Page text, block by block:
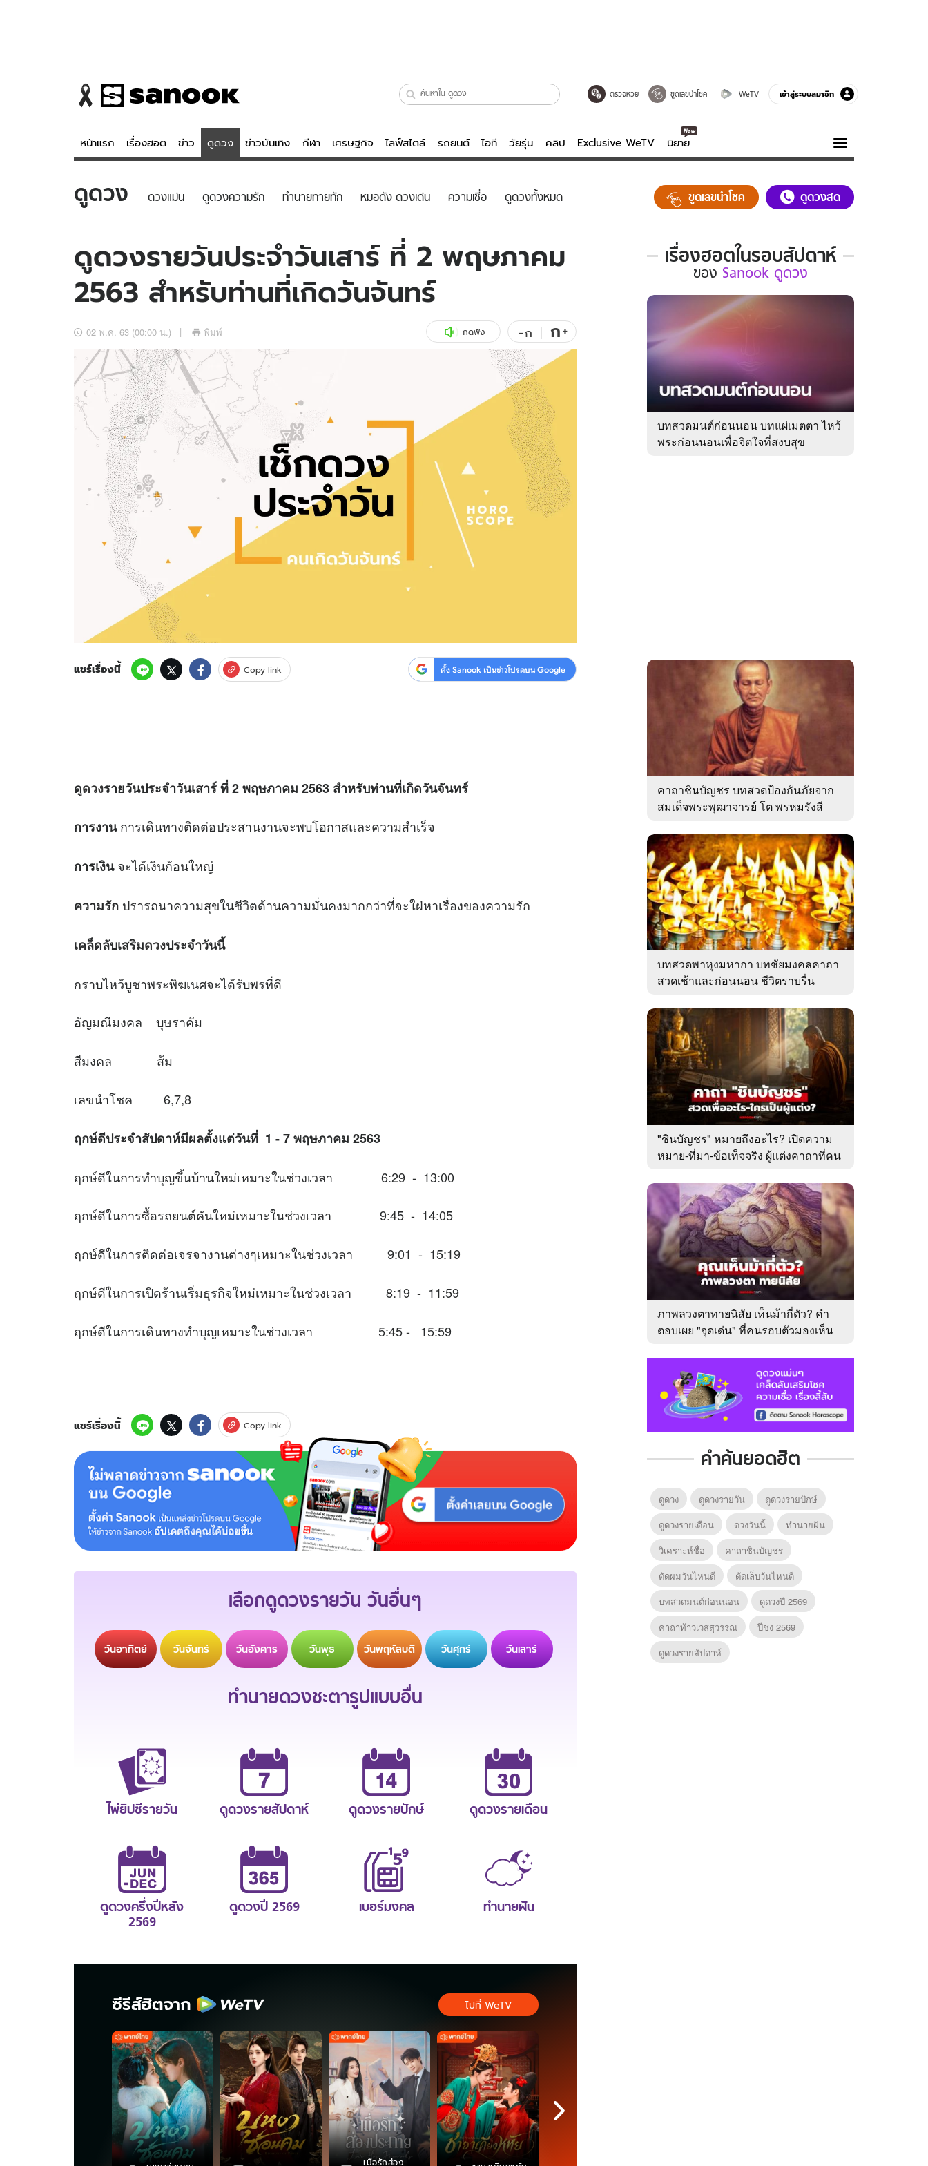
ตรวจหวย ขูดเลขนำโชค WeTV เข้าสู่ระบบสมาชิก
หน้าแรก เรื่องฮอต ข่าว ดูดวง ข่าวบันเทิง กีฬา เศรษฐกิจ ไลฟ์สไตล์ รถยนต์ ไอที วัยรุ่น คลิป Exclusive WeTV นิยาย
ข่าว
ข่าวบันเทิง
ข่าวกีฬา
ข่าวเศรษฐกิจ
อัปเดตจีน
เช็กข่าวชัวร์
ดูดวง - ตรวจหวย
สถิติหวยไทย
หวยลาว
ไลฟ์สไตล์
วัยรุ่น
ไอที
รถยนต์
สุขภาพ
Sanook Choice
เกมส์
ดูทีวี
WeTV
ความรู้รอบตัว
ฮาวทู
ดาวน์โหลดสนุกแอปฟรี ติดตามสนุกโซเชียลได้ที่
สงวนลิขสิทธิ์ ©2569 บริษัท อิมเมจ ฟิวเจอร์ (ประเทศไทย) จำกัด
ดูดวง ดวงแม่น ดูดวงความรัก ทํานายทายทัก หมอดัง ดวงเด่น ความเชื่อ ดูดวงทั้งหมด ขูดเลขนำโชค ดูดวงสด
ดูดวงรายวันประจำวันเสาร์ ที่ 2 พฤษภาคม
2563 สำหรับท่านที่เกิดวันจันทร์
02 พ.ค. 63 (00:00 น.) พิมพ์ กดฟัง -ก ก+
แชร์เรื่องนี้ Copy link ตั้ง Sanook เป็นข่าวโปรดบน Google
ดูดวงรายวันประจำวันเสาร์ ที่ 2 พฤษภาคม 2563 สำหรับท่านที่เกิดวันจันทร์
การงานการเดินทางติดต่อประสานงานจะพบโอกาสและความสำเร็จ
การเงินจะได้เงินก้อนใหญ่
ความรัก ปรารถนาความสุขในชีวิตด้านความมั่นคงมากกว่าที่จะใฝ่หาเรื่องของความรัก
เคล็ดลับเสริมดวงประจำวันนี้
กราบไหว้บูชาพระพิฆเนศจะได้รับพรที่ดี
อัญมณีมงคล บุษราคัม
สีมงคล ส้ม
เลขนำโชค 6,7,8
ฤกษ์ดีประจำสัปดาห์มีผลตั้งแต่วันที่ 1 - 7 พฤษภาคม 2563
ฤกษ์ดีในการทำบุญขึ้นบ้านใหม่เหมาะในช่วงเวลา 6:29 - 13:00
ฤกษ์ดีในการซื้อรถยนต์คันใหม่เหมาะในช่วงเวลา 9:45 - 14:05
ฤกษ์ดีในการติดต่อเจรจางานต่างๆเหมาะในช่วงเวลา 9:01 - 15:19
ฤกษ์ดีในการเปิดร้านเริ่มธุรกิจใหม่เหมาะในช่วงเวลา 8:19 - 11:59
ฤกษ์ดีในการเดินทางทำบุญเหมาะในช่วงเวลา 5:45 - 15:59
แชร์เรื่องนี้ Copy link
เลือกดูดวงรายวัน วันอื่นๆ
วันอาทิตย์ วันจันทร์ วันอังคาร วันพุธ วันพฤหัสบดี วันศุกร์ วันเสาร์
ทำนายดวงชะตารูปแบบอื่น
ไพ่ยิปซีรายวัน ดูดวงรายสัปดาห์ ดูดวงรายปักษ์ ดูดวงรายเดือน
ดูดวงครึ่งปีหลัง
2569
ดูดวงปี 2569 เบอร์มงคล ทำนายฝัน
ซีรีส์ฮิตจาก
เมื่อรักส่อง
ไปที่ WeTV
เรื่องฮอตในรอบสัปดาห์
เรื่อง
ใน
รอบ
ของ
Sanook
ดูด
ของ Sanook ดูดวง
บทสวดมนต์ก่อนนอน บทแผ่เมตตา ไหว้
พระก่อนนอนเพื่อจิตใจที่สงบสุข
คาถาชินบัญชร บทสวดป้องกันภัยจาก
สมเด็จพระพุฒาจารย์ โต พรหมรังสี
บทสวดพาหุงมหากา บทชัยมงคลคาถา
สวดเช้าและก่อนนอน ชีวิตราบรื่น
"ชินบัญชร" หมายถึงอะไร? เปิดความ
หมาย-ที่มา-ข้อเท็จจริง ผู้แต่งคาถาที่คน
ภาพลวงตาทายนิสัย เห็นม้ากี่ตัว? คำ
ตอบเผย "จุดเด่น" ที่คนรอบตัวมองเห็น
คำค้นยอดฮิต
ดูดวง ดูดวงรายวัน
ดูดวงรายปักษ์
ดูดวงรายเดือน
ดวงวันนี้
ทํานายฝัน
วิเคราะห์ชื่อ
คาถาชินบัญชร
ตัดผมวันไหนดี
ตัดเล็บวันไหนดี
บทสวดมนต์ก่อนนอน
ดูดวงปี 2569
คาถาท้าวเวสสุวรรณ
ปีชง 2569
ดูดวงรายสัปดาห์